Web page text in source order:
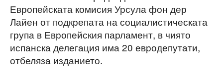
Европейската комисия Урсула фон дер
Лайен от подкрепата на социалистическата
група в Европейския парламент, в чиято
испанска делегация има 20 евродепутати,
отбеляза изданието.